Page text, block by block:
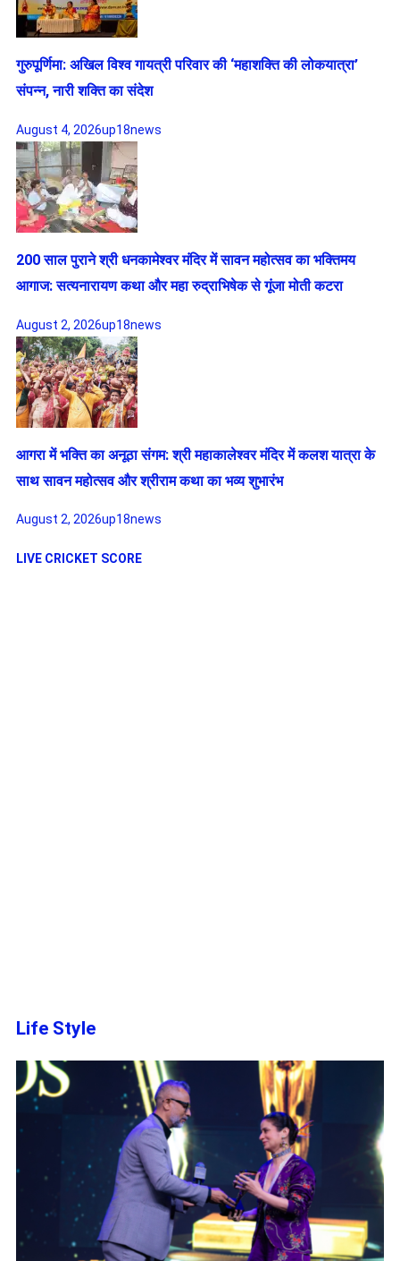
गुरुपूर्णिमा: अखिल विश्व गायत्री परिवार की ‘महाशक्ति की लोकयात्रा’
संपन्न, नारी शक्ति का संदेश
August 4, 2026up18news
200 साल पुराने श्री धनकामेश्वर मंदिर में सावन महोत्सव का भक्तिमय
आगाज: सत्यनारायण कथा और महा रुद्राभिषेक से गूंजा मोती कटरा
August 2, 2026up18news
आगरा में भक्ति का अनूठा संगम: श्री महाकालेश्वर मंदिर में कलश यात्रा के
साथ सावन महोत्सव और श्रीराम कथा का भव्य शुभारंभ
August 2, 2026up18news
LIVE CRICKET SCORE
Life Style